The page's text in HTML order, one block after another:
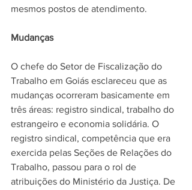
mesmos postos de atendimento.
Mudanças
O chefe do Setor de Fiscalização do
Trabalho em Goiás esclareceu que as
mudanças ocorreram basicamente em
três áreas: registro sindical, trabalho do
estrangeiro e economia solidária. O
registro sindical, competência que era
exercida pelas Seções de Relações do
Trabalho, passou para o rol de
atribuições do Ministério da Justiça. De